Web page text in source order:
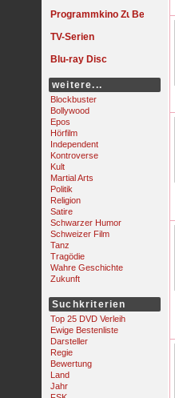
Programmkino
TV-Serien
Blu-ray Disc
weitere...
Blockbuster
Bollywood
Epos
Hörfilm
Independent
Kontroverse
Kult
Martial Arts
Politik
Religion
Satire
Schwarzer Humor
Schweizer Film
Tanz
Tragödie
Wahre Geschichte
Zukunft
Suchkriterien
Top 25 DVD Verleih
Ewige Bestenliste
Darsteller
Regie
Bewertung
Land
Jahr